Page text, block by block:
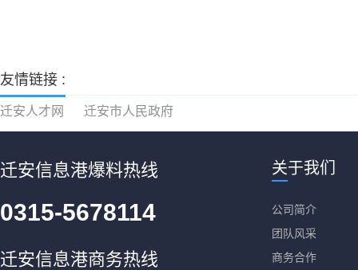
友情链接 :
迁安人才网 迁安市人民政府
迁安信息港爆料热线
0315-5678114
迁安信息港商务热线
关于我们
公司简介
团队风采
商务合作